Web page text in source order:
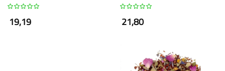
19,19 21,80